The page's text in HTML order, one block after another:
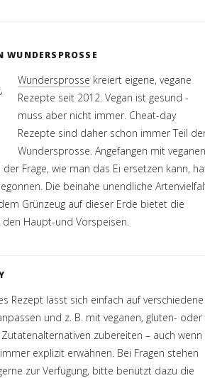
WUNDERSPROSSE
Wundersprosse kreiert eigene, vegane
Rezepte seit 2012. Vegan ist gesund -
muss aber nicht immer. Cheat-day
Rezepte sind daher schon immer Teil
Wundersprosse. Angefangen mit veganen
Frage, wie man das Ei ersetzen kann,
Die beinahe unendliche
Grünzeug auf dieser Erde bietet die
den Haupt-und Vorspeisen.
Rezept lässt sich einfach auf verschiedene
und z. B. mit veganen, gluten- oder
zubereiten – auch wenn
explizit erwähnen. Bei Fragen stehen
zur Verfügung, bitte benützt dazu die